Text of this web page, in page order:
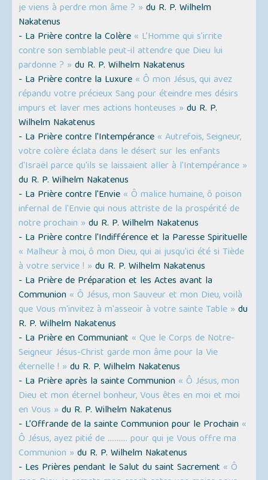
je viens à perdre mon âme ? » du R. P. Wilhelm
Nakatenus
- La Prière contre la Colère « L’Homme qui s'irrite
contre son semblable peut-il attendre que Dieu lui
pardonne ? » du R. P. Wilhelm Nakatenus
- La Prière contre la Luxure « Ô mon Jésus, qui avez
répandu votre précieux Sang pour éteindre mes désirs
impurs et laver mes actions honteuses » du R. P.
Wilhelm Nakatenus
- La Prière contre l'Intempérance « Autrefois, Seigneur,
votre colère éclata dans le désert sur les enfants
d'Israël parce qu'ils se laissaient aller à l'Intempérance »
du R. P. Wilhelm Nakatenus
- La Prière contre l'Envie « Ô malice humaine, ô poison
infernal de l'Envie qui nous attriste de la prospérité de
notre prochain » du R. P. Wilhelm Nakatenus
- La Prière contre l'Indifférence et la Paresse Spirituelle
« Malheur à moi, ô mon Dieu, qui ai jusqu'ici été si Tiède
à votre service ! » du R. P. Wilhelm Nakatenus
- La Prière de Préparation et les Actes avant la
Communion « Ô Jésus, mon Sauveur et mon Dieu, voilà
que Vous m'invitez à m'asseoir à votre sainte Table » du
R. P. Wilhelm Nakatenus
- La Prière en Communiant « Que le Corps de Notre-
Seigneur Jésus-Christ garde mon âme pour la Vie
éternelle ! » du R. P. Wilhelm Nakatenus
- La Prière après la sainte Communion « Ô Jésus, mon
Dieu et mon éternel bonheur, Vous êtes en moi et moi
en Vous » du R. P. Wilhelm Nakatenus
- L’Offrande de la sainte Communion pour le Prochain «
Ô Jésus, ayez pitié de ........... pour qui je Vous offre ma
Communion » du R. P. Wilhelm Nakatenus
- Les Prières pendant le Salut du saint Sacrement « Ô